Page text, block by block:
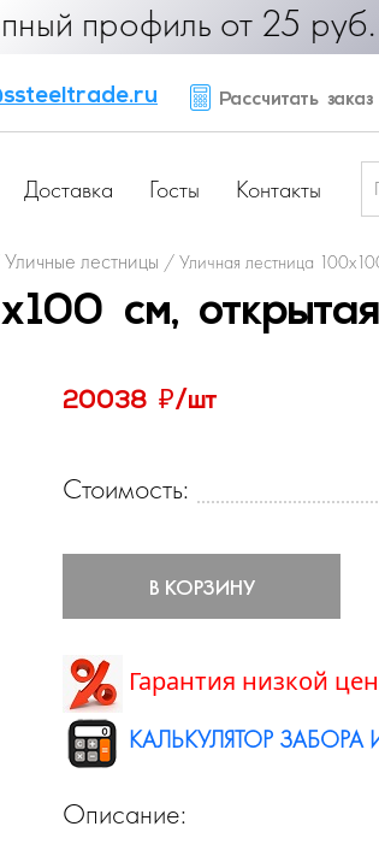
от 25 руб. за
Рассчитать заказ
Доставка Госты Контакты
Уличные лестницы /Уличная лестница
см, открытая
20038 ₽/шт
Стоимость:
В КОРЗИНУ
Гарантия низкой
КАЛЬКУЛЯТОР
Описание: